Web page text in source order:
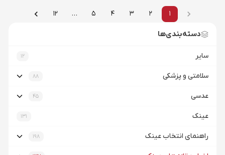
1
2
3
4
5
…
12
دسته‌بندی‌ها
سایر 12
سلامتی و پزشکی 88
عدسی 45
عینک 131
راهنمای انتخاب عینک 198